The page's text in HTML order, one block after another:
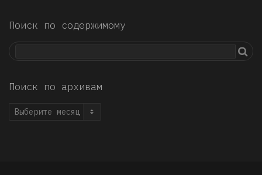
Поиск по содержимому
Поиск по архивам
Поиск